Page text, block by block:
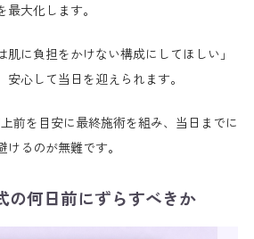
大化します。
に負担をかけない構成にしてほしい」
安心して当日を迎えられます。
前を目安に最終施術を組み、当日までに
るのが無難です。
の何日前にずらすべきか